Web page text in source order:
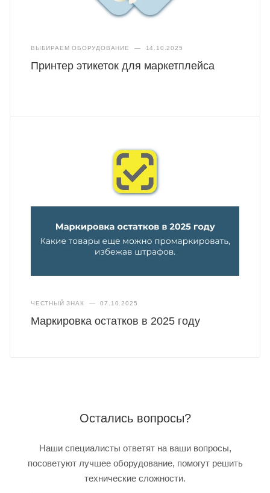
ВЫБИРАЕМ ОБОРУДОВАНИЕ — 14.10.2025
Принтер этикеток для маркетплейса
ЧЕСТНЫЙ ЗНАК — 07.10.2025
Маркировка остатков в 2025 году
Остались вопросы?
Наши специалисты ответят на ваши вопросы,
посоветуют лучшее оборудование, помогут решить
технические сложности.